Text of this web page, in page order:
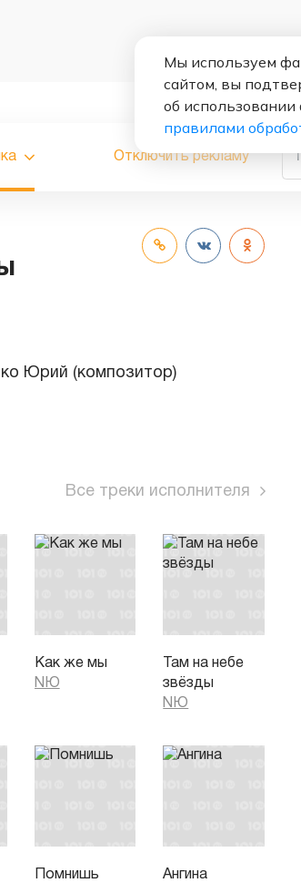
Отключить рекламу
Юрий (композитор)
Все треки исполнителя
Как же мы
NЮ
Там на небе
звёзды
NЮ
Помнишь
Ангина
Мы используем
сайтом, вы
об
правилами